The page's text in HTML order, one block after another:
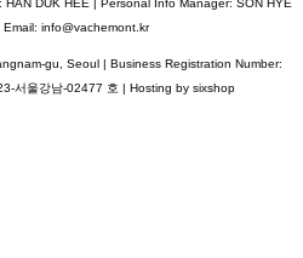
DUK HEE | Personal Info Manager: SON HYE
info@vachemont.kr
gu, Seoul | Business Registration Number:
서울강남-02477 호 | Hosting by sixshop